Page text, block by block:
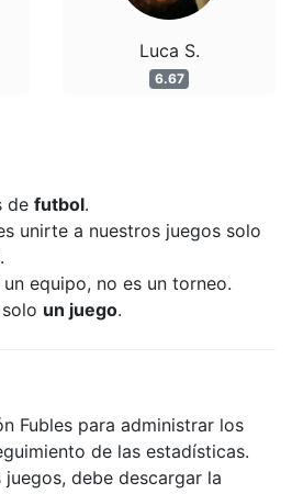
Luca S.
6.67
de futbol.
unirte a nuestros juegos solo
equipo, no es un torneo.
un juego.
Fubles para administrar los
de las estadísticas.
juegos, debe descargar la